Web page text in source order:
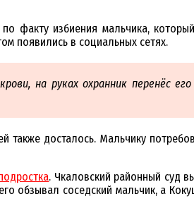
по факту избиения мальчика,
появились в социальных сетях.
на руках охранник перенёс
также досталось. Мальчику
. Чкаловский районный суд
обзывал соседский мальчик, а